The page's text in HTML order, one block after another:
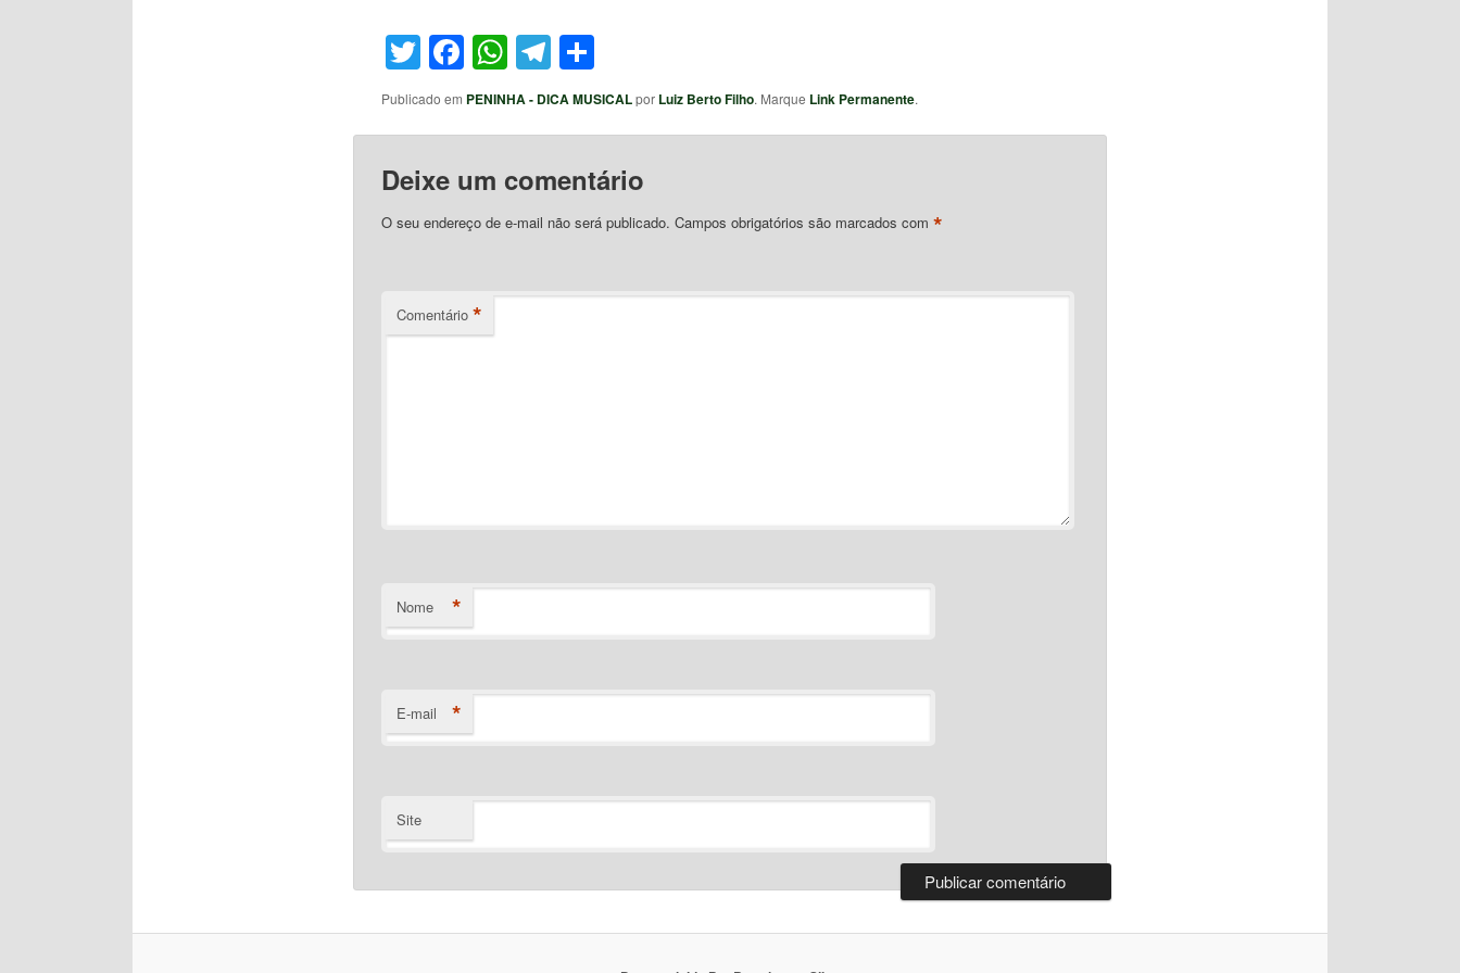
Twitter
Facebook
WhatsApp
Telegram
Share
Publicado em PENINHA - DICA MUSICALpor Luiz Berto Filho. Marque Link Permanente.
Deixe um comentário
O seu endereço de e-mail não será publicado. Campos obrigatórios são marcados com *
Comentário *
Nome *
E-mail *
Site